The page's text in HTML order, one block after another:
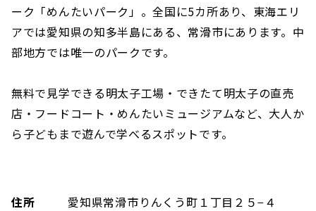
ーク「めんたいパーク」。全国に5カ所あり、東海エリ
アでは愛知県の知多半島にある、常滑市にあります。中
部地方では唯一のパークです。
無料で見学できる明太子工場・できたて明太子の直売
店・フードコート・めんたいミュージアムなど、大人か
ら子どもまで遊んで学べるスポットです。
住所
愛知県常滑市りんくう町１丁目２５−４